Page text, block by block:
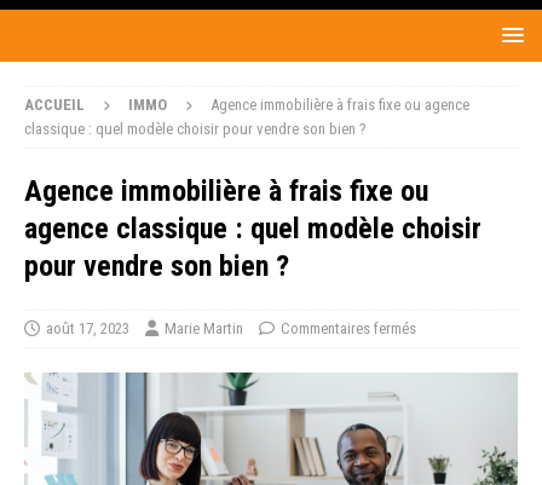
ACCUEIL IMMO
Agence immobilière à frais fixe ou agence
classique : quel modèle choisir pour vendre son bien ?
Agence immobilière à frais fixe ou
agence classique : quel modèle choisir
pour vendre son bien ?
août 17, 2023 Marie Martin Commentaires fermés